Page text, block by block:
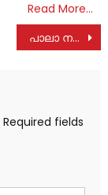
Read More…
പാലാ നഗരസഭയിലെ ഭരണപ്രതിസന്ധി; നിലപാട് വ്യക്തമാക്കി സിപിഎം
Required fields